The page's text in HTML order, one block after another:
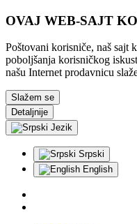
OVAJ WEB-SAJT
Poštovani korisniče, naš sajt
poboljšanja korisničkog
našu Internet prodavnicu
Slažem se
Detaljnije
Jezik
Srpski
English